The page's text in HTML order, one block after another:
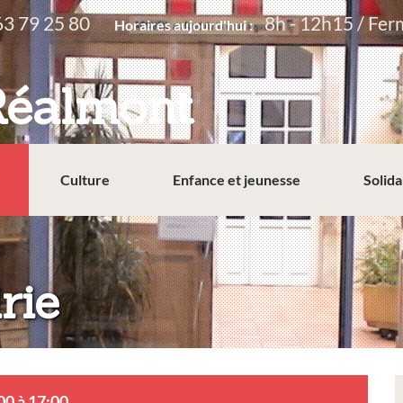
79 25 80 Horaires aujourd'hui : 8h - 12h15 /
Culture Enfance et jeunesse